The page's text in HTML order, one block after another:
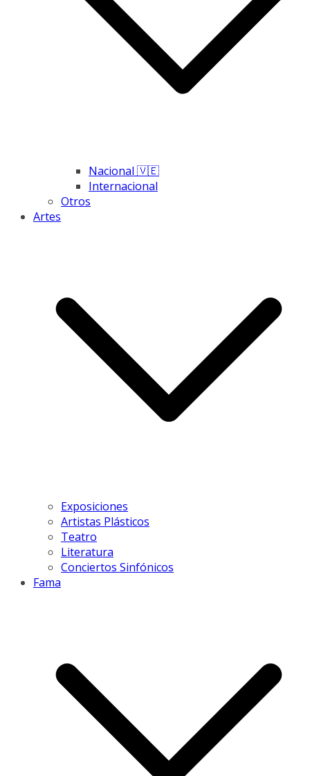
Nacional 🇻🇪
Internacional
Otros
Artes
Exposiciones
Artistas Plásticos
Teatro
Literatura
Conciertos Sinfónicos
Fama